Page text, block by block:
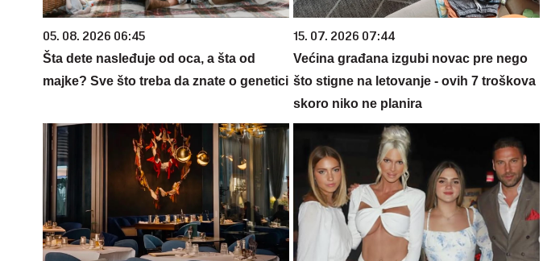
05. 08. 2026 06:45
Šta dete nasleđuje od oca, a šta od
majke? Sve što treba da znate o genetici
15. 07. 2026 07:44
Većina građana izgubi novac pre nego
što stigne na letovanje - ovih 7 troškova
skoro niko ne planira